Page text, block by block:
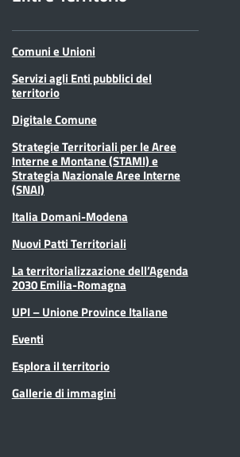
Comuni e Unioni
Servizi agli Enti pubblici del
territorio
Digitale Comune
Strategie Territoriali per le Aree
Interne e Montane (STAMI) e
Strategia Nazionale Aree Interne
(SNAI)
Italia Domani-Modena
Nuovi Patti Territoriali
La territorializzazione dell’Agenda
2030 Emilia-Romagna
UPI – Unione Province Italiane
Eventi
Esplora il territorio
Gallerie di immagini